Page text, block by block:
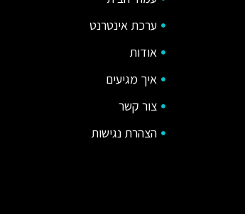
ערכת אינטרנט
אודות
איך מגיעים
צור קשר
הצהרת נגישות